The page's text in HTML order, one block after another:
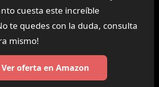
cuesta este increíble
te quedes con la duda, consulta
mismo!
Ver oferta en Amazon